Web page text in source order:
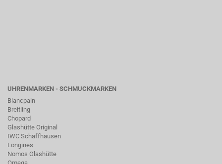
UHRENMARKEN - SCHMUCKMARKEN
Blancpain
Breitling
Chopard
Glashütte Original
IWC Schaffhausen
Longines
Nomos Glashütte